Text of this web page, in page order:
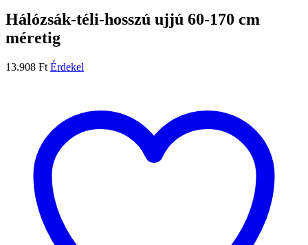
Hálózsák-téli-hosszú ujjú 60-170 cm
méretig
13.908 Ft Érdekel